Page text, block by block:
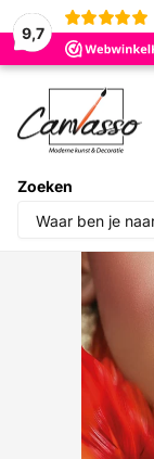
9,7
Zoeken
Deel dit product